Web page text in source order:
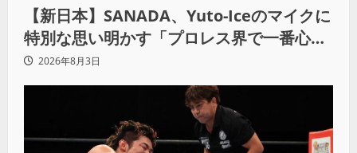
【新日本】SANADA、Yuto-Iceのマイクに
特別な思い明かす「プロレス界で一番心に
響きました」
2026年8月3日